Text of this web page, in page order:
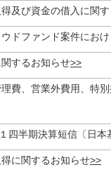
及び資金の借入に関
ドファンド案件にお
するお知らせ
費、営業外費用、特
四半期決算短信〔日本
に関するお知らせ